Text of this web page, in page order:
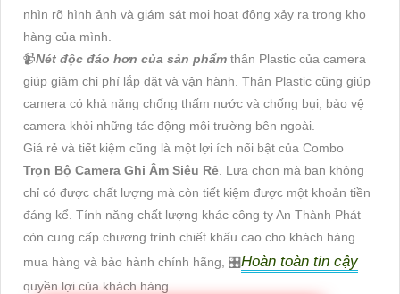
nhìn rõ hình ảnh và giám sát mọi hoạt động xảy ra trong kho
hàng của mình.
📹Nét độc đáo hơn của sản phẩm thân Plastic của camera
giúp giảm chi phí lắp đặt và vận hành. Thân Plastic cũng giúp
camera có khả năng chống thấm nước và chống bụi, bảo vệ
camera khỏi những tác động môi trường bên ngoài.
Giá rẻ và tiết kiệm cũng là một lợi ích nổi bật của Combo
Trọn Bộ Camera Ghi Âm Siêu Rẻ . Lựa chọn mà bạn không
chỉ có được chất lượng mà còn tiết kiệm được một khoản tiền
đáng kể. Tính năng chất lượng khác công ty An Thành Phát
còn cung cấp chương trình chiết khấu cao cho khách hàng
mua hàng và bảo hành chính hãng, 🎛Hoàn toàn tin cậy
quyền lợi của khách hàng.